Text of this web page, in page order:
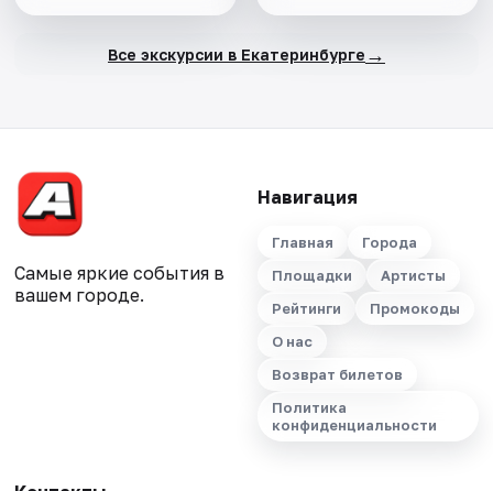
Все экскурсии в Екатеринбурге →
Самые яркие события в
вашем городе.
Навигация
Главная
Города
Площадки
Артисты
Рейтинги
Промокоды
О нас
Возврат билетов
Политика
конфиденциальности